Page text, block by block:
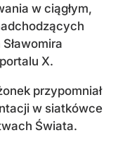
w ciągłym,
X.
przypomniał
w siatkówce
Świata.